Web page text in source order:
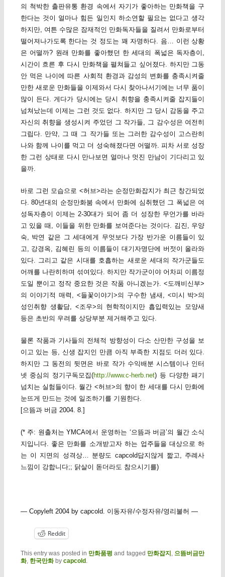
의 척박한 출판유통 환경 속에서 자기가 좋아하는 만화책을 구
한다는 것이 얼마나 힘든 일인지 하소연할 필요는 없다고 생각
하지만, 여튼 수많은 잠재적인 만화독자들을 질려서 만화로부터
떨어져나가도록 한다는 것 정도는 꽤 자명하다. 음… 이런 상황
은 어떨까? 원래 만화를 좋아했던 한 세대의 폭넓은 독자층이,
시간이 흐른 후 다시 만화책을 펼쳐들고 싶어졌다. 하지만 그동
안 먹은 나이에 따른 사회적 환경과 감성의 변화를 충족시켜줄
만한 새로운 만화들을 이제와서 다시 찾아나서기에는 너무 품이
많이 든다. 게다가 당시에는 당시 취향을 충족시켜줄 잡지들이
넘쳐났는데 이제는 그런 것도 없다. 하지만 그 당시 감동을 주고
자신의 취향을 생성시켜 주었던 그 작가들, 그 감수성은 여전히
그립다. 만약, 그 때 그 작가들 또는 그러한 감수성이 고스란히
나와 함께 나이를 먹고 더 성숙해졌다면 어떨까. 피차 서로 성장
한 그런 상태로 다시 만나보면 얼마나 멋진 만남이 기다리고 있
을까.
바로 그런 모습으로 <허브>라는 순정만화잡지가 최근 창간되었
다. 80년대의 순정만화붐 속에서 만화에 심취했던 그 폭넓은 여
성독자층이 이제는 2-30대가 되어 좀 더 성장한 무언가를 바라
고 있을 때, 이들을 위한 만화를 보여준다는 것이다. 김진, 우양
숙, 박연 같은 그 세대에게 무엇보다 가장 반가운 이름들이 있
고, 강경옥, 김혜린 등의 이름들이 대기자명단에 버젓이 올라와
있다. 그리고 같은 시대를 호흡하는 새로운 세대의 작가군들도
어깨를 나란히하며 섞여있다. 하지만 작가군이야 어차피 이름정
도일 뿐이고 정작 중요한 것은 작품 아니겠는가. <도깨비신부>
의 이야기적 매력, <들꽃이야기>의 구수한 냄새, <미시 박>의
성인취향 생활담, <조우>의 현학적이지만 흡입력있는 모양새
등은 초반의 우려를 상당부분 제거해주고 있다.
물론 작품과 기사들의 전체적 방향성이 다소 산만한 구성을 보
이고 있는 등, 신생 잡지인 만큼 아직 부족한 지점도 더러 있다.
하지만 그 동전의 뒷면은 바로 작가 수익배분 시스템이나 인터
넷 중심의 정기구독모집(http://www.c-herb.net) 등 다양한 패기
넘치는 실험들이다. 월간 <허브>의 향이 한 세대를 다시 만화에
눈뜨게 만드는 것에 일조하기를 기원한다.
[으뜸과 버금 2004. 8.]
(* 주: 원출처는 YMCA에서 운영하는 ‘으뜸과 버금’의 월간 소식
지입니다. 좋은 만화를 소개받고자 하는 업주들을 대상으로 하
는 이 지면의 성격상… 분량도 capcold답지않게 짧고, 주례사
느낌이 강합니다;; 닭살이 돋더라도 참으시기를)
— Copyleft 2004 by capcold. 이동자유/수정자유/영리불허 —
Reddit
This entry was posted in 만화품평 and tagged 만화잡지 으뜸버금만
화, 한국만화by capcold.